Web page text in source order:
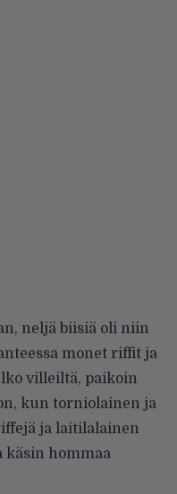
neljä biisiä oli niin
monet riffit ja
villeiltä, paikoin
kun torniolainen ja
ja laitilalainen
hommaa